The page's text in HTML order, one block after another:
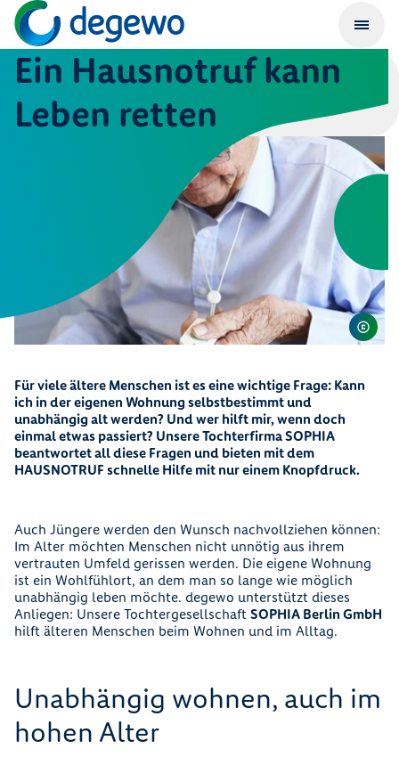
Ein Hausnotruf kann
Leben retten
Für viele ältere Menschen ist es eine wichtige Frage: Kann
ich in der eigenen Wohnung selbstbestimmt und
unabhängig alt werden? Und wer hilft mir, wenn doch
einmal etwas passiert? Unsere Tochterfirma SOPHIA
beantwortet all diese Fragen und bieten mit dem
HAUSNOTRUF schnelle Hilfe mit nur einem Knopfdruck.
Auch Jüngere werden den Wunsch nachvollziehen können:
Im Alter möchten Menschen nicht unnötig aus ihrem
vertrauten Umfeld gerissen werden. Die eigene Wohnung
ist ein Wohlfühlort, an dem man so lange wie möglich
unabhängig leben möchte. degewo unterstützt dieses
Anliegen: Unsere TochtergesellschaftSOPHIA Berlin GmbH
hilft älteren Menschen beim Wohnen und im Alltag.
Unabhängig wohnen, auch im
hohen Alter